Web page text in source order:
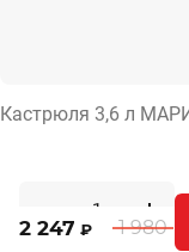
Кастрюля 3,6 л
1 980
2 247 ₽